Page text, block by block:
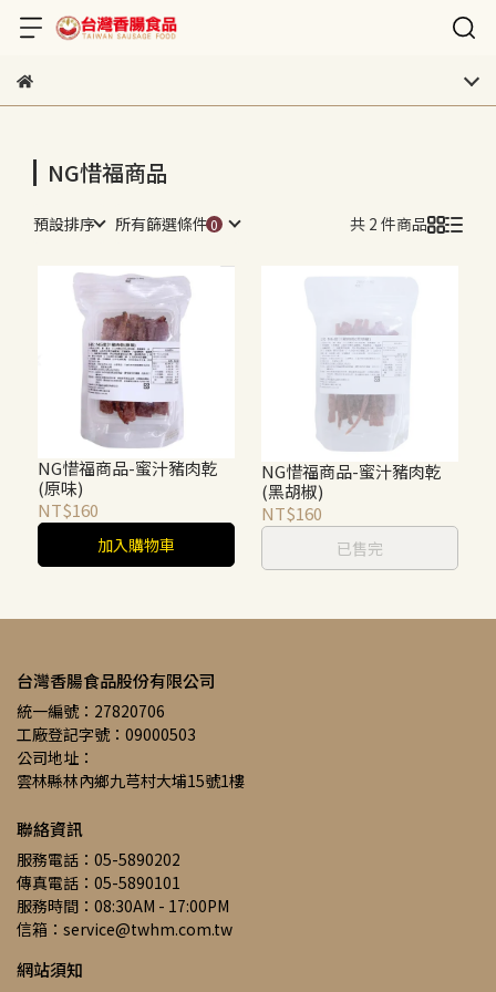
NG惜福商品
預設排序 所有篩選條件 共 2 件商品
NG惜福商品-蜜汁豬肉乾
(原味)
NT$160
加入購物車
NG惜福商品-蜜汁豬肉乾
(黑胡椒)
NT$160
已售完
台灣香腸食品股份有限公司
統一編號：27820706
工廠登記字號：09000503
公司地址：
雲林縣林內鄉九芎村大埔15號1樓
聯絡資訊
服務電話：05-5890202
傳真電話：05-5890101
服務時間：08:30AM - 17:00PM
信箱：service@twhm.com.tw
網站須知